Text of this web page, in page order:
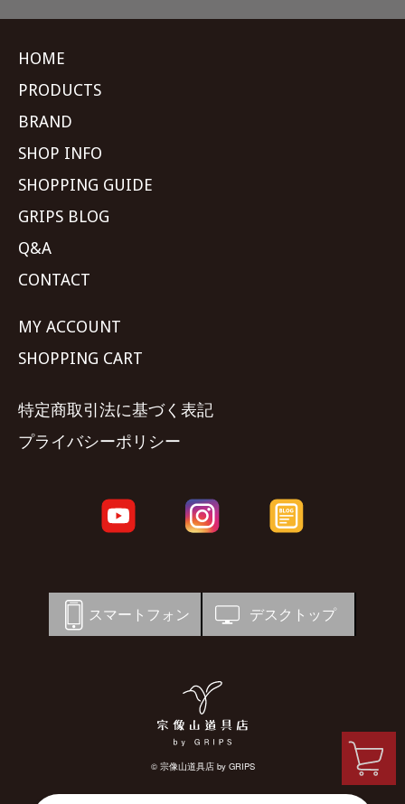
HOME
PRODUCTS
BRAND
SHOP INFO
SHOPPING GUIDE
GRIPS BLOG
Q&A
CONTACT
MY ACCOUNT
SHOPPING CART
特定商取引法に基づく表記
プライバシーポリシー
スマートフォン デスクトップ
© 宗像山道具店 by GRIPS